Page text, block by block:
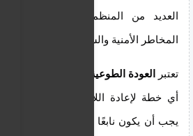
العديد من المنظمات الحقوقية التي
المخاطر الأمنية والسياسية في أجزاء
تعتبر العودة الطوعية
أي خطة لإعادة اللاجئين. وهذا يعني أن
يجب أن يكون نابعًا من إرادة اللاجئ